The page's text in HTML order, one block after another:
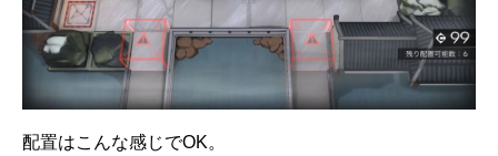
配置はこんな感じでOK。